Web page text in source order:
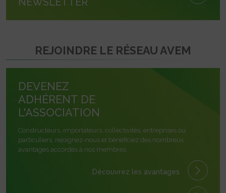
REJOINDRE LE RÉSEAU AVEM
DEVENEZ
ADHÉRENT DE
L'ASSOCIATION
Constructeurs, importateurs, collectivités, entreprises ou
particuliers, rejoignez-nous et bénéficiez des nombreux
avantages accordés à nos membres.
Découvrez les avantages